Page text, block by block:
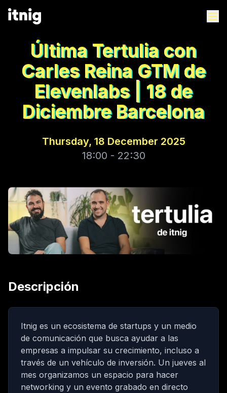
Última Tertulia con
Carles Reina GTM de
Elevenlabs | 18 de
Diciembre Barcelona
Thursday, 18 December 2025
18:00 - 22:30
Descripción
Itnig es un ecosistema de startups y un medio
de comunicación que busca ayudar a las
empresas a impulsar su crecimiento, incluso a
través de un vehículo de inversión. Un jueves al
mes organizamos un espacio para hacer
networking y un evento grabado en directo